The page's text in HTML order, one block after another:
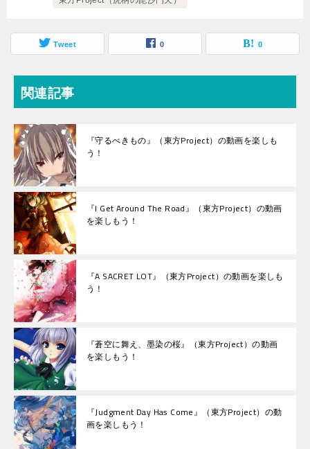
Tweet 0 0
関連記事
『守るべきもの』（東方Project）の動画を楽しも
う！
『I Get Around The Road』（東方Project）の動画
を楽しもう！
『A SACRET LOT』（東方Project）の動画を楽しも
う！
『蒼空に舞え、墨染の桜』（東方Project）の動画
を楽しもう！
『Judgment Day Has Come』（東方Project）の動
画を楽しもう！